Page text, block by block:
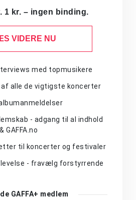
1 kr. – ingen binding.
VIDERE NU
med topmusikere
alle de vigtigste koncerter
- adgang til al indhold
GAFFA.no
til koncerter og festivaler
- fravælg forstyrrende
GAFFA+ medlem